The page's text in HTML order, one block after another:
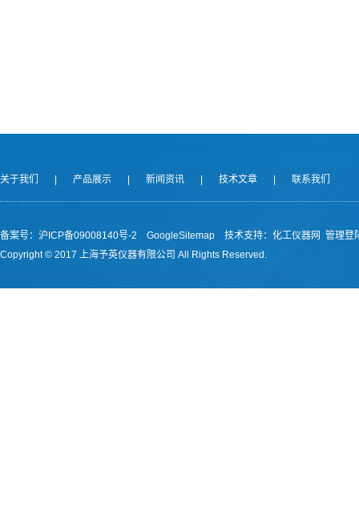
关于我们 产品展示 新闻资讯 技术文章 联系我们
备案号：沪ICP备09008140号-2 GoogleSitemap 技术支持： 化工仪器网 管理登
Copyright © 2017 上海予英仪器有限公司 All Rights Reserved.